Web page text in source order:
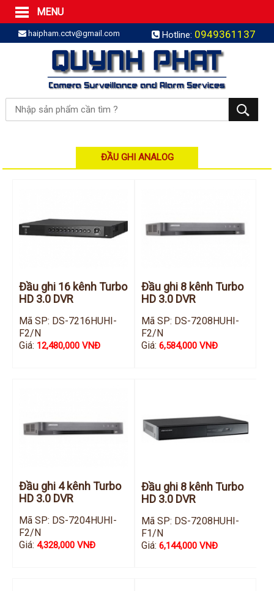
MENU
Trang Chủ
Sản phẩm
SẢN PHẨM TRỌN GÓI
LẮP BÁO TRỘM TRỌN GÓI
LẮP CAMERA TRỌN GÓI
Camera IP
Camera IP KBVISION
Camera IP HIKVISION
Camera IP Visionhitech
Đầu ghi IP | NVR
Đầu ghi IP HDParagon
Đầu ghi IP Dahua
Đầu ghi IP Visionhitech
Camera Visionhitech
Đầu ghi Analog
Đầu ghi HIKVISION
haipham.cctv@gmail.com Hotline: 0949361137
ĐẦU GHI ANALOG
Đầu ghi 16 kênh Turbo
HD 3.0 DVR
Mã SP: DS-7216HUHI-
F2/N
Giá: 12,480,000 VNĐ
Đầu ghi 8 kênh Turbo
HD 3.0 DVR
Mã SP: DS-7208HUHI-
F2/N
Giá: 6,584,000 VNĐ
Đầu ghi 4 kênh Turbo
HD 3.0 DVR
Mã SP: DS-7204HUHI-
F2/N
Giá:4,328,000 VNĐ
Đầu ghi 8 kênh Turbo
HD 3.0 DVR
Mã SP: DS-7208HUHI-
F1/N
Giá: 6,144,000 VNĐ